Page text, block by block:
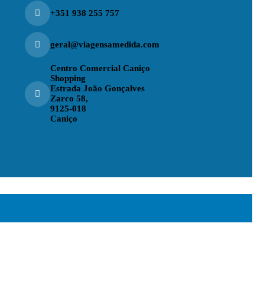
+351 938 255 757
geral@viagensamedida.com
Centro Comercial Caniço
Shopping
Estrada João Gonçalves
Zarco 58,
9125-018
Caniço